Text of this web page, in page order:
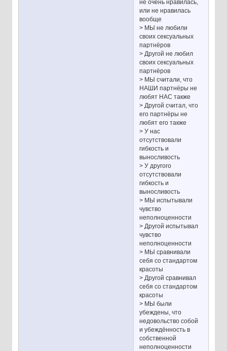
не очень нравилась,
или не нравилась
вообще
> МЫ не любили
своих сексуальных
партнёров
> Другой не любил
своих сексуальных
партнёров
> МЫ считали, что
НАШИ партнёры не
любят НАС также
> Другой считал, что
его партнёры не
любят его также
> У нас
отсутствовали
гибкость и
выносливость
> У другого
отсутствовали
гибкость и
выносливость
> МЫ испытывали
чувство
неполноценности
> Другой испытывал
чувство
неполноценности
> МЫ сравнивали
себя со стандартом
красоты
> Другой сравнивал
себя со стандартом
красоты
> МЫ были
убеждены, что
недовольство собой
и убеждённость в
собственной
неполноценности